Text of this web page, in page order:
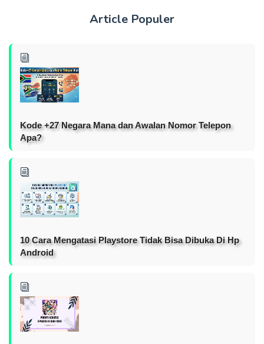
Article Populer
Kode +27 Negara Mana dan Awalan Nomor Telepon
Apa?
10 Cara Mengatasi Playstore Tidak Bisa Dibuka Di Hp
Android